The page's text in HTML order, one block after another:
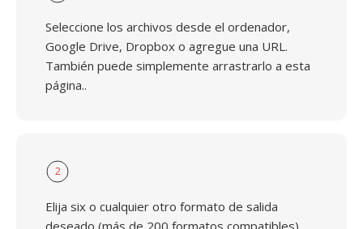
Seleccione los archivos desde el ordenador,
Google Drive, Dropbox o agregue una URL.
También puede simplemente arrastrarlo a esta
página..
2
Elija six o cualquier otro formato de salida
deseado (más de 200 formatos compatibles)